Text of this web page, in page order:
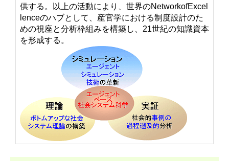
供する。以上の活動により、世界のNetworkofExcel
lenceのハブとして、産官学における制度設計のた
めの視座と分析枠組みを構築し、21世紀の知識資本
を形成する。